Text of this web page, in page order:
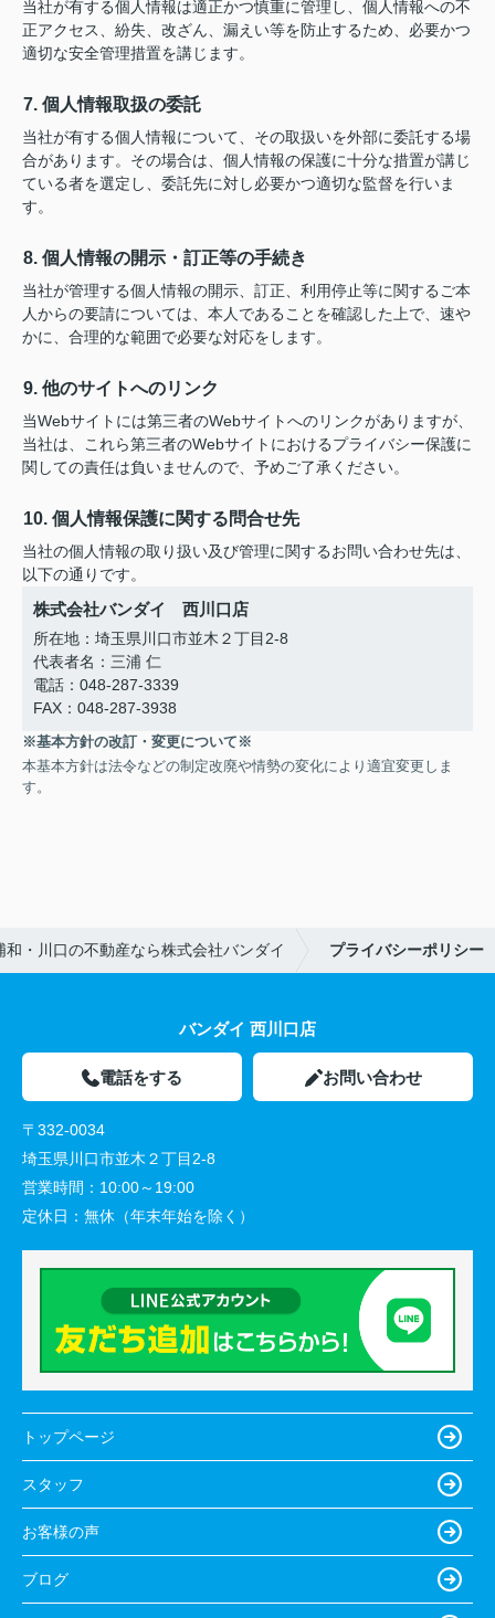
当社が有する個人情報は適正かつ慎重に管理し、個人情報への不
正アクセス、紛失、改ざん、漏えい等を防止するため、必要かつ
適切な安全管理措置を講じます。
7. 個人情報取扱の委託
当社が有する個人情報について、その取扱いを外部に委託する場
合があります。その場合は、個人情報の保護に十分な措置が講じ
ている者を選定し、委託先に対し必要かつ適切な監督を行いま
す。
8. 個人情報の開示・訂正等の手続き
当社が管理する個人情報の開示、訂正、利用停止等に関するご本
人からの要請については、本人であることを確認した上で、速や
かに、合理的な範囲で必要な対応をします。
9. 他のサイトへのリンク
当Webサイトには第三者のWebサイトへのリンクがありますが、
当社は、これら第三者のWebサイトにおけるプライバシー保護に
関しての責任は負いませんので、予めご了承ください。
10. 個人情報保護に関する問合せ先
当社の個人情報の取り扱い及び管理に関するお問い合わせ先は、
以下の通りです。
株式会社バンダイ 西川口店
所在地：埼玉県川口市並木２丁目2-8
代表者名：三浦 仁
電話：048-287-3339
FAX：048-287-3938
※基本方針の改訂・変更について※
本基本方針は法令などの制定改廃や情勢の変化により適宜変更しま
す。
和・川口の不動産なら株式会社バンダイ プライバシーポリシー
バンダイ 西川口店
電話をする お問い合わせ
〒332-0034
埼玉県川口市並木２丁目2-8
営業時間： 10:00～19:00
定休日： 無休（年末年始を除く）
トップページ
スタッフ
お客様の声
ブログ